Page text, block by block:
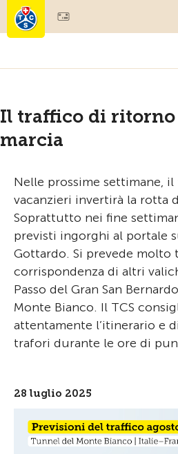
Societariato & prestazioni
Il traffico di ritorno
marcia
Nelle prossime settimane,
vacanzieri invertirà la rotta
Soprattutto nei fine
previsti ingorghi al portale
Gottardo. Si prevede molto
corrispondenza di altri
Passo del Gran San
Monte Bianco. Il TCS
attentamente l’itinerario e
trafori durante le ore di
28 luglio 2025